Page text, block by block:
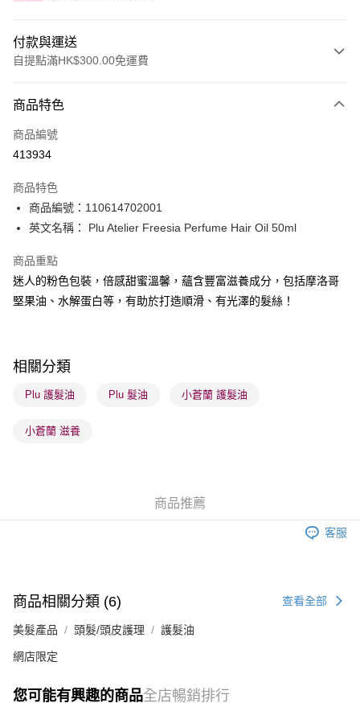
付款與運送
自提點滿HK$300.00免運費
信用卡
Apple Pay
PayMe
WeChat Pay
BoC Pay
送貨方式
每筆HK$65.00，滿HK$300.00或以上免運費
確認發貨後1-3 工作天送達，訂單將隨機分配至SF順豐速運或京東
(香港門市) 只顯示可選門市。確認發貨後2-5個工作天到店，3天內
取。逾期會取消訂單，並不會安排重寄
商品特色
商品編號
413934
商品特色
商品編號：110614702001
英文名稱： Plu Atelier Freesia Perfume Hair Oil 50ml
商品重點
迷人的粉色包裝，倍感甜蜜溫馨，蘊含豐富滋養成分，包括摩洛哥
堅果油、水解蛋白等，有助於打造順滑、有光澤的髮絲！
相關分類
Plu 護髮油 Plu 髮油 小蒼蘭 護髮油
小蒼蘭 滋養
商品推薦
客服
商品相關分類 (6) 查看全部
美髮產品 頭髮/頭皮護理 護髮油
網店限定
您可能有興趣的商品全店暢銷排行